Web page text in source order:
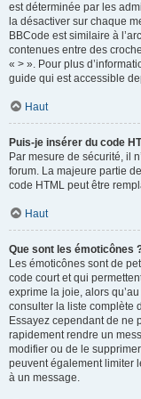
est déterminée par les
la désactiver sur chaque
BBCode est similaire à
contenues entre des
« > ». Pour plus
guide qui est accessible
Haut
Puis-je insérer du code
Par mesure de sécurité, il
forum. La majeure partie
code HTML peut être
Haut
Que sont les émoticônes
Les émoticônes sont de
code court et qui
exprime la joie, alors
consulter la liste complète
Essayez cependant de ne
rapidement rendre un
modifier ou de le
peuvent également limiter
à un message.